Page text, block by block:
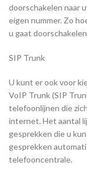
doorschakelen naar
eigen nummer. Zo
u gaat
SIP Trunk
U kunt er ook voor
VoIP Trunk (SIP
telefoonlijnen die
internet. Het aantal
gesprekken die u
gesprekken
telefooncentrale.